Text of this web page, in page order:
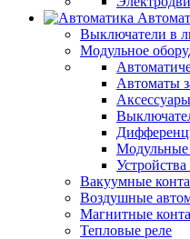
Выключатели в
Модульное
Автоматы
Модульные
Вакуумные
Воздушные
Магнитные
Тепловые реле